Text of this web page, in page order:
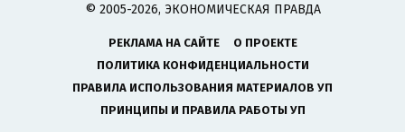
© 2005-2026, ЭКОНОМИЧЕСКАЯ ПРАВДА
РЕКЛАМА НА САЙТЕ
О ПРОЕКТЕ
ПОЛИТИКА КОНФИДЕНЦИАЛЬНОСТИ
ПРАВИЛА ИСПОЛЬЗОВАНИЯ МАТЕРИАЛОВ УП
ПРИНЦИПЫ И ПРАВИЛА РАБОТЫ УП